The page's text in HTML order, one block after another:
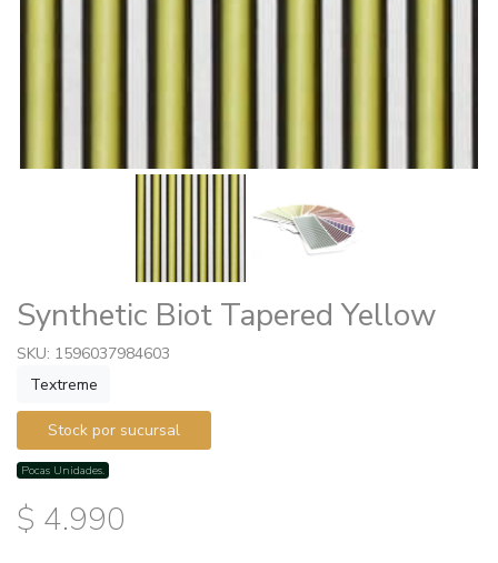
Synthetic Biot Tapered Yellow
SKU: 1596037984603
Textreme
Stock por sucursal
Pocas Unidades.
$ 4.990